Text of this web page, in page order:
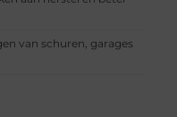
van schuren, garages